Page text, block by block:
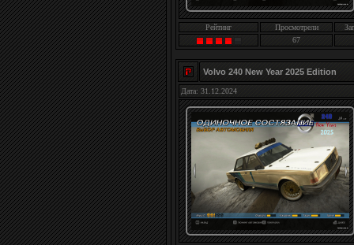
Рейтинг Просмотрели
67
Volvo 240 New Year 2025 Edition
Дата: 31.12.2024